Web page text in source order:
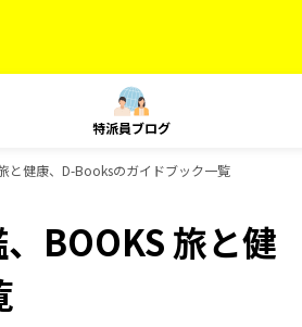
特派員ブログ
と健康、D-Booksのガイドブック一覧
BOOKS 旅と健